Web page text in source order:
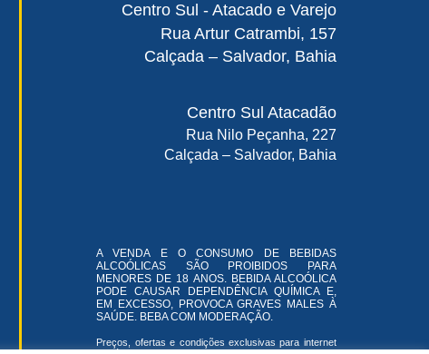
Centro Sul - Atacado e Varejo
Rua Artur Catrambi, 157
Calçada – Salvador, Bahia
Centro Sul Atacadão
Rua Nilo Peçanha, 227
Calçada – Salvador, Bahia
A VENDA E O CONSUMO DE BEBIDAS
ALCOÓLICAS SÃO PROIBIDOS PARA
MENORES DE 18 ANOS. BEBIDA ALCOÓLICA
PODE CAUSAR DEPENDÊNCIA QUÍMICA E,
EM EXCESSO, PROVOCA GRAVES MALES À
SAÚDE. BEBA COM MODERAÇÃO.
Preços, ofertas e condições exclusivas para internet